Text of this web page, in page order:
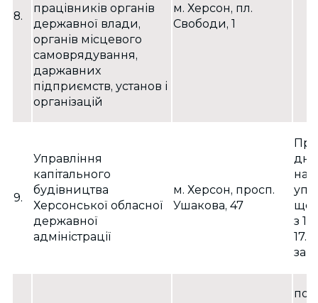
8.
працівників органів
державної влади,
органів місцевого
самоврядування,
даржавних
підприємств, установ і
організацій
м. Херсон, пл.
Свободи, 1
9.
Управління
капітального
будівництва
Херсонської обласної
державної
адміністрації
м. Херсон, просп.
Ушакова, 47
дні
з